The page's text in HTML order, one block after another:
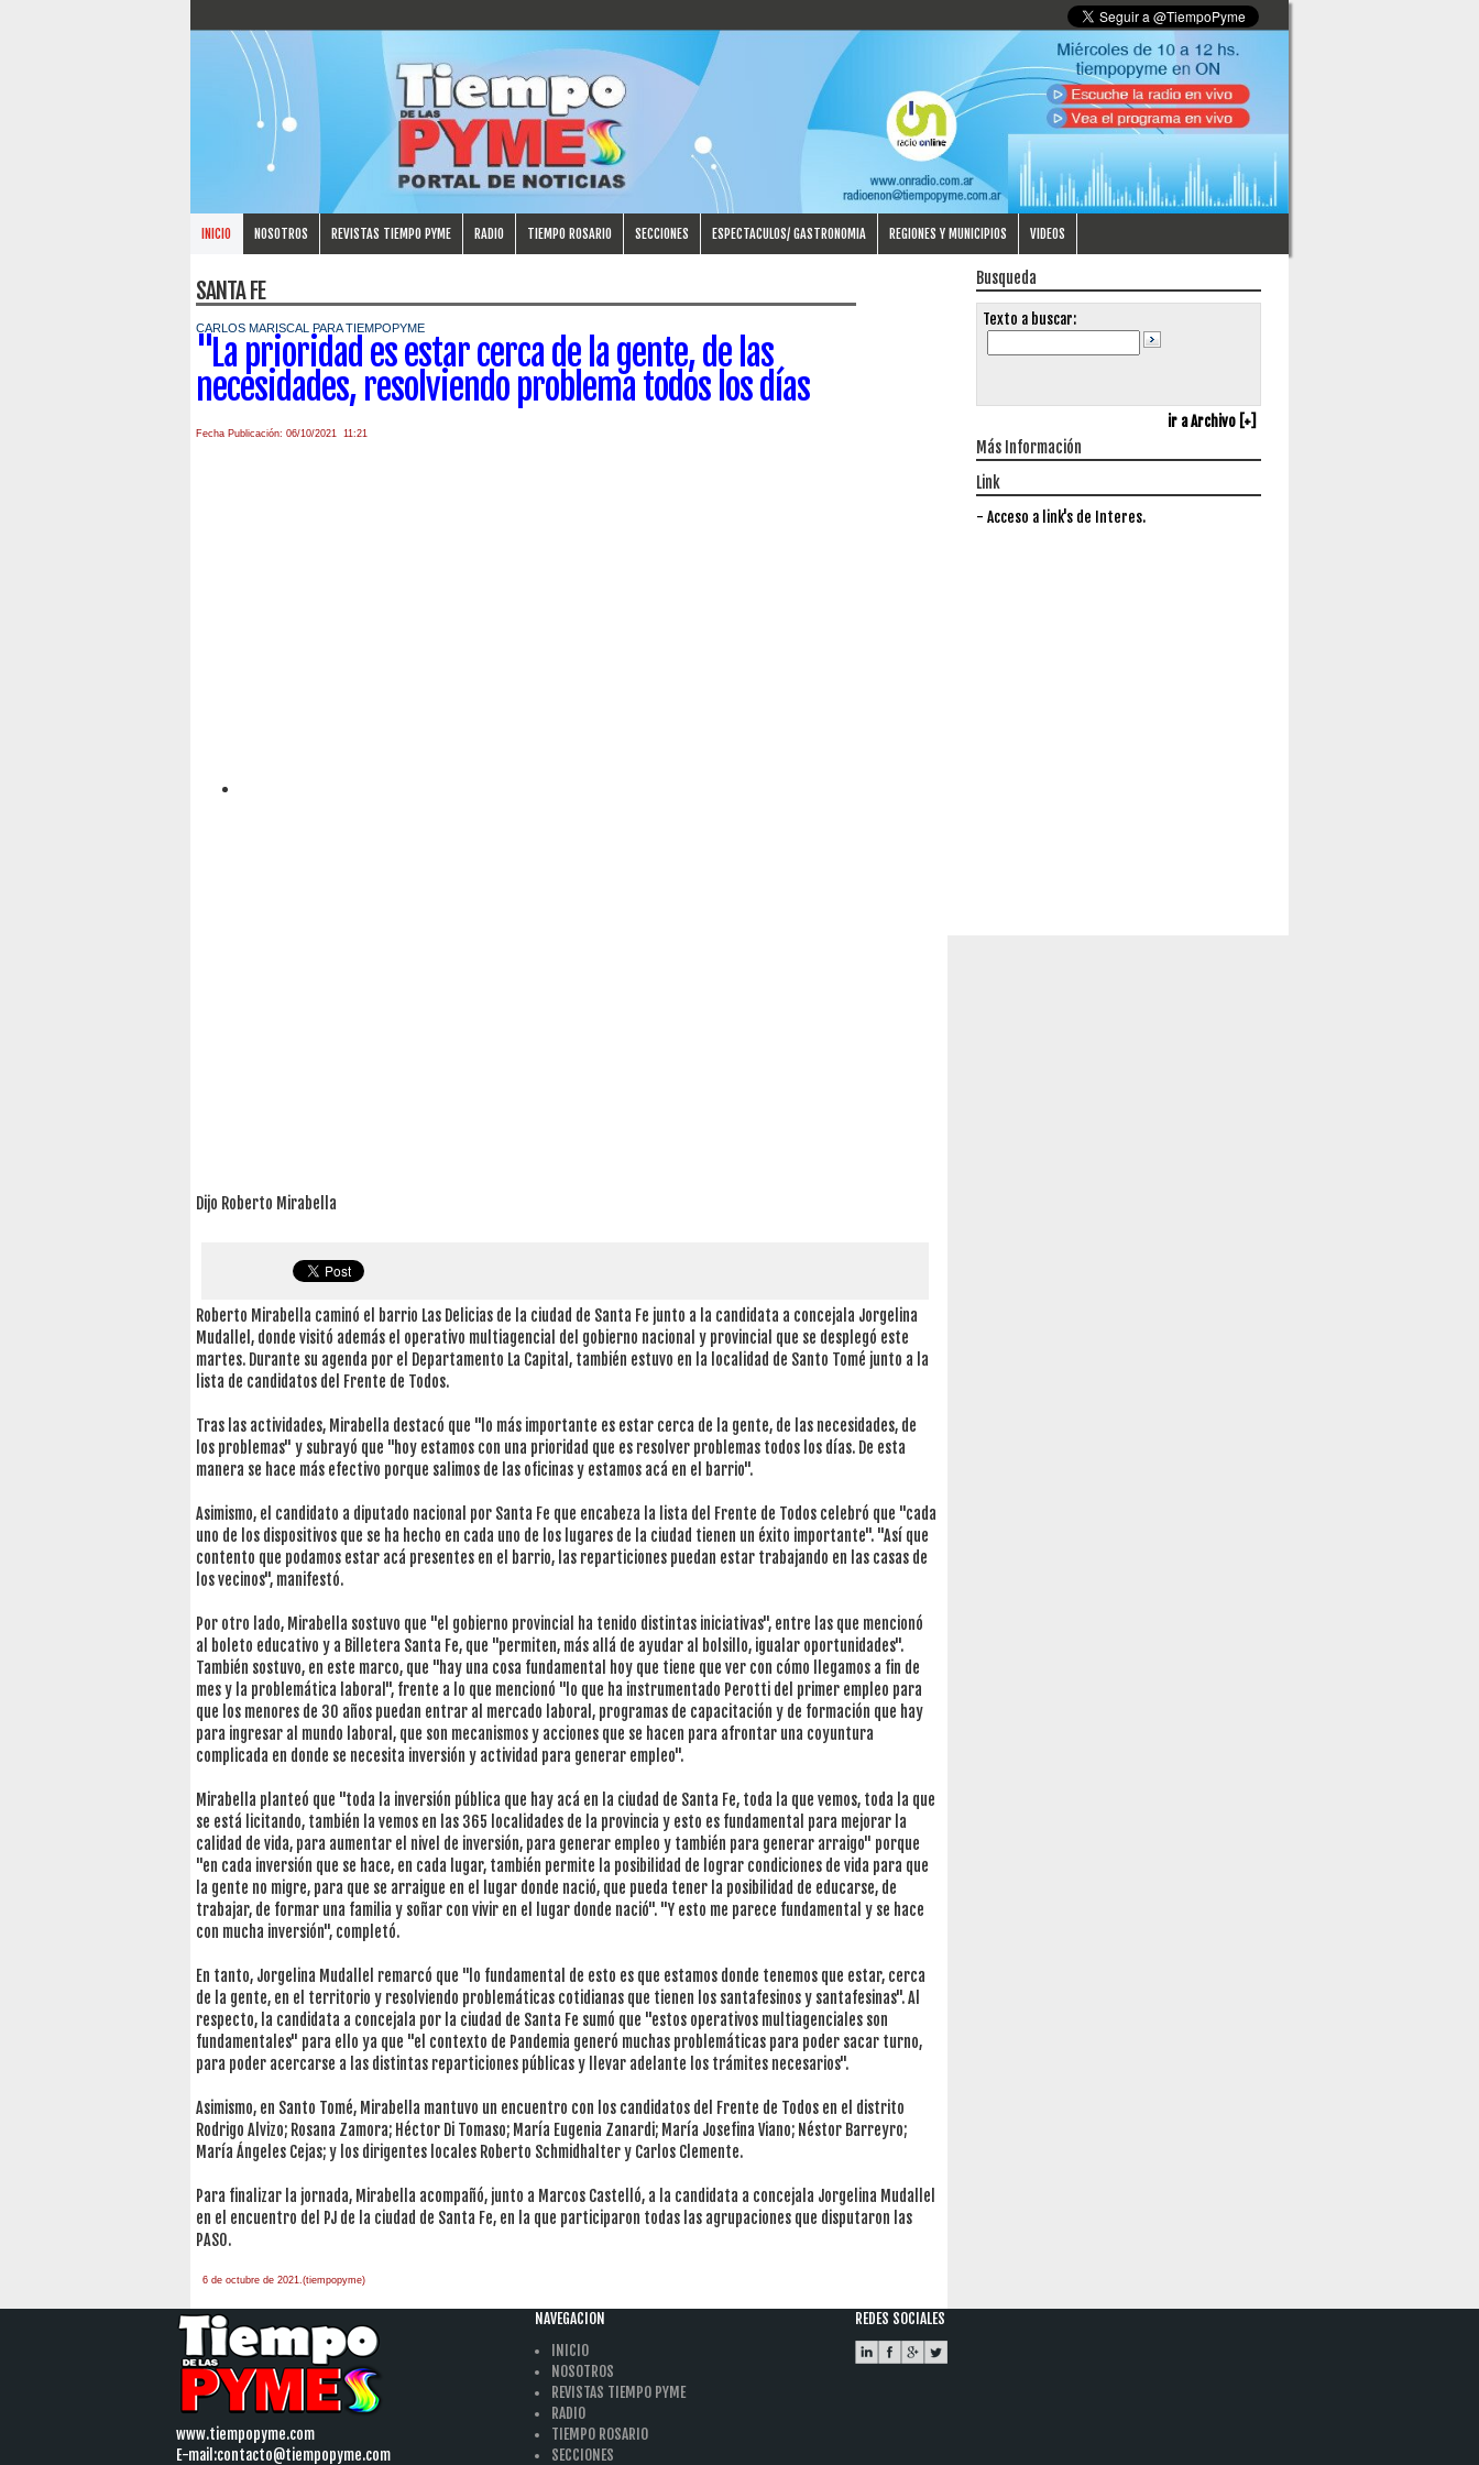
INICIO NOSOTROS REVISTAS TIEMPO PYME RADIO TIEMPO ROSARIO SECCIONES ESPECTACULOS/ GASTRONOMIA REGIONES Y MUNICIPIOS VIDEOS
SANTA FE
CARLOS MARISCAL PARA TIEMPOPYME
"La prioridad es estar cerca de la gente, de las
necesidades, resolviendo problema todos los días
Fecha Publicación: 06/10/2021 11:21
Dijo Roberto Mirabella
Roberto Mirabella caminó el barrio Las Delicias de la ciudad de Santa Fe junto a la candidata a concejala Jorgelina
Mudallel, donde visitó además el operativo multiagencial del gobierno nacional y provincial que se desplegó este
martes. Durante su agenda por el Departamento La Capital, también estuvo en la localidad de Santo Tomé junto a la
lista de candidatos del Frente de Todos.
Tras las actividades, Mirabella destacó que "lo más importante es estar cerca de la gente, de las necesidades, de
los problemas" y subrayó que "hoy estamos con una prioridad que es resolver problemas todos los días. De esta
manera se hace más efectivo porque salimos de las oficinas y estamos acá en el barrio".
Asimismo, el candidato a diputado nacional por Santa Fe que encabeza la lista del Frente de Todos celebró que "cada
uno de los dispositivos que se ha hecho en cada uno de los lugares de la ciudad tienen un éxito importante". "Así que
contento que podamos estar acá presentes en el barrio, las reparticiones puedan estar trabajando en las casas de
los vecinos", manifestó.
Por otro lado, Mirabella sostuvo que "el gobierno provincial ha tenido distintas iniciativas", entre las que mencionó
al boleto educativo y a Billetera Santa Fe, que "permiten, más allá de ayudar al bolsillo, igualar oportunidades".
También sostuvo, en este marco, que "hay una cosa fundamental hoy que tiene que ver con cómo llegamos a fin de
mes y la problemática laboral", frente a lo que mencionó "lo que ha instrumentado Perotti del primer empleo para
que los menores de 30 años puedan entrar al mercado laboral, programas de capacitación y de formación que hay
para ingresar al mundo laboral, que son mecanismos y acciones que se hacen para afrontar una coyuntura
complicada en donde se necesita inversión y actividad para generar empleo".
Mirabella planteó que "toda la inversión pública que hay acá en la ciudad de Santa Fe, toda la que vemos, toda la que
se está licitando, también la vemos en las 365 localidades de la provincia y esto es fundamental para mejorar la
calidad de vida, para aumentar el nivel de inversión, para generar empleo y también para generar arraigo" porque
"en cada inversión que se hace, en cada lugar, también permite la posibilidad de lograr condiciones de vida para que
la gente no migre, para que se arraigue en el lugar donde nació, que pueda tener la posibilidad de educarse, de
trabajar, de formar una familia y soñar con vivir en el lugar donde nació". "Y esto me parece fundamental y se hace
con mucha inversión", completó.
En tanto, Jorgelina Mudallel remarcó que "lo fundamental de esto es que estamos donde tenemos que estar, cerca
de la gente, en el territorio y resolviendo problemáticas cotidianas que tienen los santafesinos y santafesinas". Al
respecto, la candidata a concejala por la ciudad de Santa Fe sumó que "estos operativos multiagenciales son
fundamentales" para ello ya que "el contexto de Pandemia generó muchas problemáticas para poder sacar turno,
para poder acercarse a las distintas reparticiones públicas y llevar adelante los trámites necesarios".
Asimismo, en Santo Tomé, Mirabella mantuvo un encuentro con los candidatos del Frente de Todos en el distrito
Rodrigo Alvizo; Rosana Zamora; Héctor Di Tomaso; María Eugenia Zanardi; María Josefina Viano; Néstor Barreyro;
María Ángeles Cejas; y los dirigentes locales Roberto Schmidhalter y Carlos Clemente.
Para finalizar la jornada, Mirabella acompañó, junto a Marcos Castelló, a la candidata a concejala Jorgelina Mudallel
en el encuentro del PJ de la ciudad de Santa Fe, en la que participaron todas las agrupaciones que disputaron las
PASO.
6 de octubre de 2021.(tiempopyme)
Busqueda
Texto a buscar:
ir a Archivo [+]
Más Información
Link
- Acceso a link's de Interes.
www.tiempopyme.com
E-mail:contacto@tiempopyme.com
NAVEGACION
INICIO
NOSOTROS
REVISTAS TIEMPO PYME
RADIO
TIEMPO ROSARIO
SECCIONES
REDES SOCIALES